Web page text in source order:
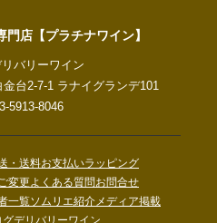
店【プラチナワイン】
バリーワイン
台2-7-1 ラナイグランデ101
5913-8046
・送料お支払いラッピング
変更よくある質問お問合せ
一覧ソムリエ紹介メディア掲載
グデリバリーワイン